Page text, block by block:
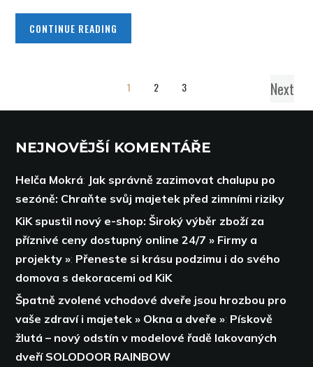
CONTINUE READING
1 2 3 Next
NEJNOVĚJŠÍ KOMENTÁŘE
Helča Mokrá: Jak správně zazimovat chalupu po
sezóně: Chraňte svůj majetek před zimními riziky
KiK spustil nový e-shop: Široký výběr zboží za
příznivé ceny dostupný online 24/7 » Firmy a
projekty »: Přeneste si krásu podzimu i do svého
domova s dekoracemi od KiK
Špatně zvolené vchodové dveře jsou hrozbou pro
vaše zdraví i majetek » Okna a dveře »: Pískově
žlutá – nový odstín v modelové řadě lakovaných
dveří SOLODOOR RAINBOW